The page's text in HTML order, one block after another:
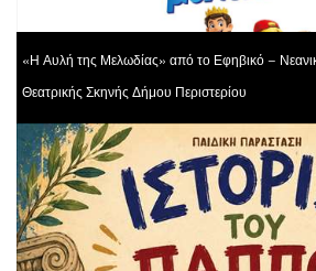
«Η Αυλή της Μελωδίας» από το Εφηβικό –
Θεατρικής Σκηνής Δήμου Περιστερίου